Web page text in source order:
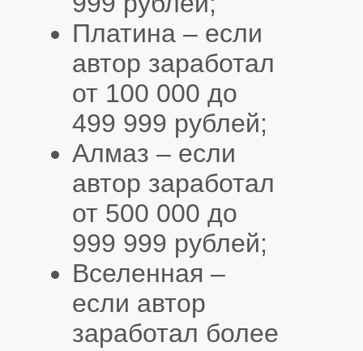
Платина – если
автор заработал
от 100 000 до
499 999 рублей;
Алмаз – если
автор заработал
от 500 000 до
999 999 рублей;
Вселенная –
если автор
заработал более